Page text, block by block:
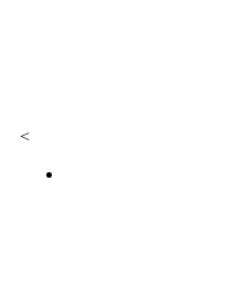
<